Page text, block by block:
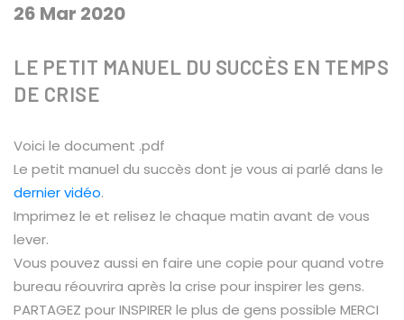
26 Mar 2020
LE PETIT MANUEL DU SUCCÈS EN TEMPS
DE CRISE
Voici le document .pdf
Le petit manuel du succès dont je vous ai parlé dans le
dernier vidéo.
Imprimez le et relisez le chaque matin avant de vous
lever.
Vous pouvez aussi en faire une copie pour quand votre
bureau réouvrira après la crise pour inspirer les gens.
PARTAGEZ pour INSPIRER le plus de gens possible MERCI